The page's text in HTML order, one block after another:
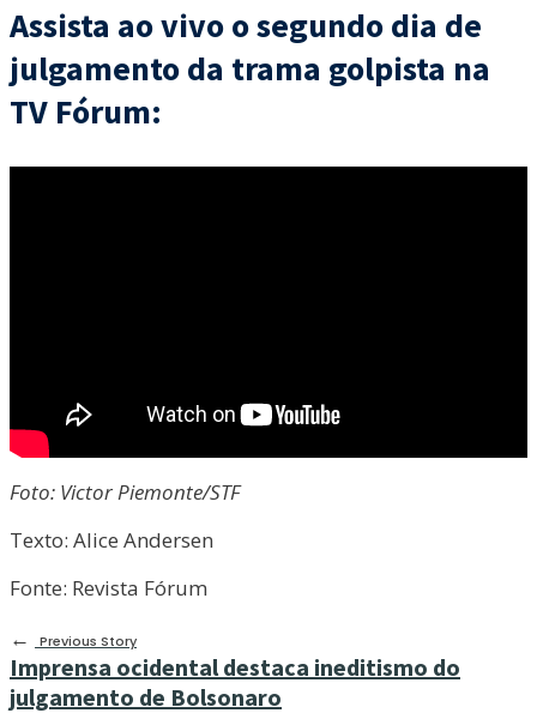
Assista ao vivo o segundo dia de
julgamento da trama golpista na
TV Fórum:
Foto: Victor Piemonte/STF
Texto: Alice Andersen
Fonte: Revista Fórum
←
Previous Story
Imprensa ocidental destaca ineditismo do
julgamento de Bolsonaro